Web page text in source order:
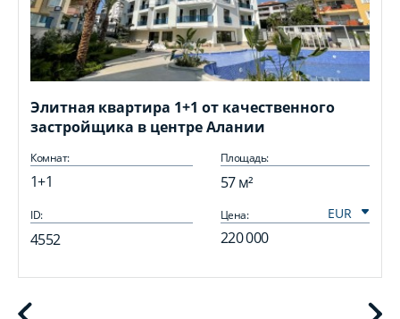
Элитная квартира 1+1 от качественного
застройщика в центре Алании
Комнат:
1+1
Площадь:
57 м²
ID:
4552
Цена:
220 000